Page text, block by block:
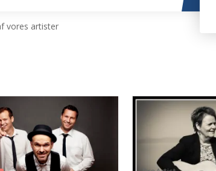
vores artister